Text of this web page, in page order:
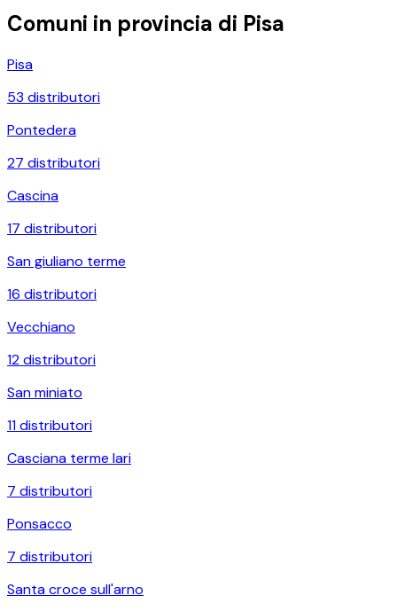
Comuni in provincia di Pisa
Pisa
53 distributori
Pontedera
27 distributori
Cascina
17 distributori
San giuliano terme
16 distributori
Vecchiano
12distributori
San miniato
11distributori
Casciana terme lari
7 distributori
Ponsacco
7 distributori
Santa croce sull'arno